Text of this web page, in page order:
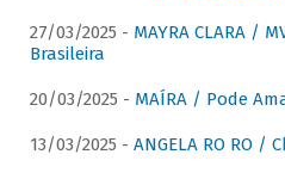
27/03/2025 - MAYRA CLARA /
Brasileira
20/03/2025 - MAÍRA / Pode
13/03/2025 - ANGELA RO RO /